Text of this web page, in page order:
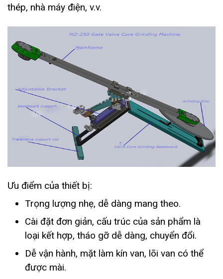
thép, nhà máy điện, v.v.
Ưu điểm của thiết bị:
Trọng lượng nhẹ, dễ dàng mang theo.
Cài đặt đơn giản, cấu trúc của sản phẩm là
loại kết hợp, tháo gỡ dễ dàng, chuyển đổi.
Dễ vận hành, mặt làm kín van, lõi van có thể
được mài.